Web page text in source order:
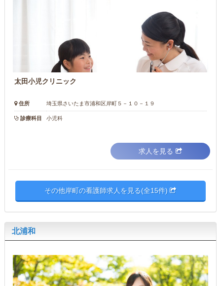
太田小児クリニック
住所 埼玉県さいたま市浦和区岸町５－１０－１９
診療科目 小児科
求人を見る
その他岸町の看護師求人を見る(全15件)
北浦和